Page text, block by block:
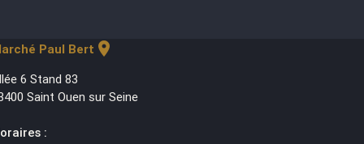
Paul Bert location_on
6 Stand 83
Saint Ouen sur Seine
: